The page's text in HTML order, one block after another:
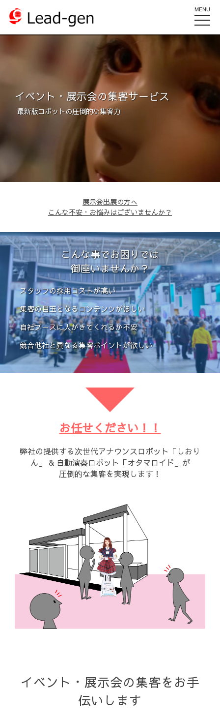
MENU
toggle
イベント・展示会の集客サービス
最新版ロボットの圧倒的な集客力
展示会出展の方へ
こんな不安・お悩みはございませんか？
こんな事でお困りでは
御座いませんか？
スタッフの採用コストが高い
集客の目玉となるコンテンツがほしい
自社ブースに人がきてくれるか不安
競合他社と異なる集客ポイントが欲しい
お任せください！！
弊社の提供する次世代アナウンスロボット「しおり
ん」 & 自動演奏ロボット「オタマロイド」が
圧倒的な集客を実現します！
イベント・展示会の集客をお手
伝いします